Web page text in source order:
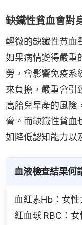
缺鐵性貧血會對
輕微的缺鐵性貧血
如果病情變得嚴重
勞，會影響免疫系
來負擔，嚴重會引
高胎兒早產的風險
脅。而缺鐵性貧血
如降低認知能力以
血液檢查結果何
血紅素Hb：女
紅血球 RBC：